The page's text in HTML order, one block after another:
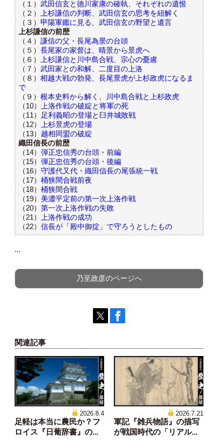
（１） 武田信玄と徳川家康の確執、それぞれの遺恨
（２）
上杉謙信の判断、武田信玄の思考を紐解く
（３） 甲陽軍鑑に見る、武田信玄の野望と遺言
上杉謙信の前歴
（４） 謙信の父・長尾為景の台頭
（５） 長尾家の家督は、晴景から景虎へ
（６）
上杉謙信と川中島合戦、宗心の憂慮
（７） 武田家との和解、二度目の上洛
（８） 相越大戦の勃発、長尾景虎が上杉政虎になるま
で
（９） 根本史料から解く、川中島合戦と上杉政虎
（10）
上洛作戦の破綻と将軍の死
（11）
足利義昭の登場と臼井城敗戦
（12）
上杉景虎の登場
（13） 越相同盟の破綻
織田信長の前歴
（14） 弾正忠信秀の台頭・前編
（15） 弾正忠信秀の台頭・後編
（16） 守護代又代・織田信長の尾張統一戦
（17） 桶狭間合戦前夜
（18） 桶狭間合戦
（19） 美濃平定前の第一次上洛作戦
（20） 第一次上洛作戦の失敗
（21）
上洛作戦の成功
（22） 信長が「殿中御掟」で守ろうとしたもの
...
乃至政彦のページへ
関連記事
2026.8.4
足軽は本当に農民か？フ
ロイス『日葡辞書』の...
2026.7.21
軍記『雑兵物語』の描写
が戦国時代の「リアル...